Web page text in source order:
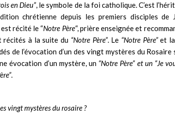
en Dieu”, le symbole de la foi catholique. C’est
chrétienne depuis les premiers disciples de
récité le “Notre Père“, prière enseignée et
à la suite du “Notre Père”. Le “Notre Père”et la
de l’évocation d’un des vingt mystères du
évocation d’un mystère, un “Notre Père” et un “Je
.
vingt mystères du rosaire ?